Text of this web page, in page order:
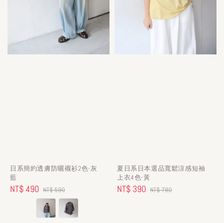
日系簡約透膚防曬襯衫2色-灰
藍
Sale
NT$ 490 Regular
price
NT$ 590
夏日系日本選品寬鬆涼感短袖
上衣4色-黃
Sale
NT$ 390 Regular
NT$ 780